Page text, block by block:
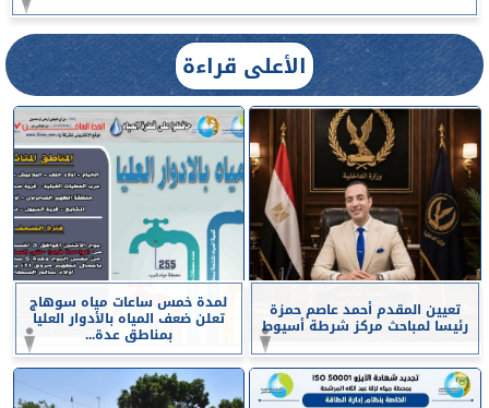
الأعلى قراءة
تعيين المقدم أحمد عاصم حمزة
رئيسا لمباحث مركز شرطة أسيوط
لمدة خمس ساعات مياه سوهاج
تعلن ضعف المياه بالأدوار العليا
بمناطق عدة...